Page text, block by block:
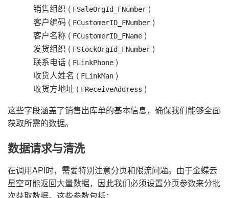
销售组织 ( FSaleOrgId_FNumber )
客户编码 ( FCustomerID_FNumber )
客户名称 ( FCustomerID_FName )
发货组织 ( FStockOrgId_FNumber )
联系电话 ( FLinkPhone )
收货人姓名 ( FLinkMan )
收货方地址 ( FReceiveAddress )
这些字段涵盖了销售出库单的基本信息，确保我们能够全面
获取所需的数据。
数据请求与清洗
在调用API时，需要特别注意分页和限流问题。由于金蝶云
星空可能返回大量数据，因此我们必须设置分页参数来分批